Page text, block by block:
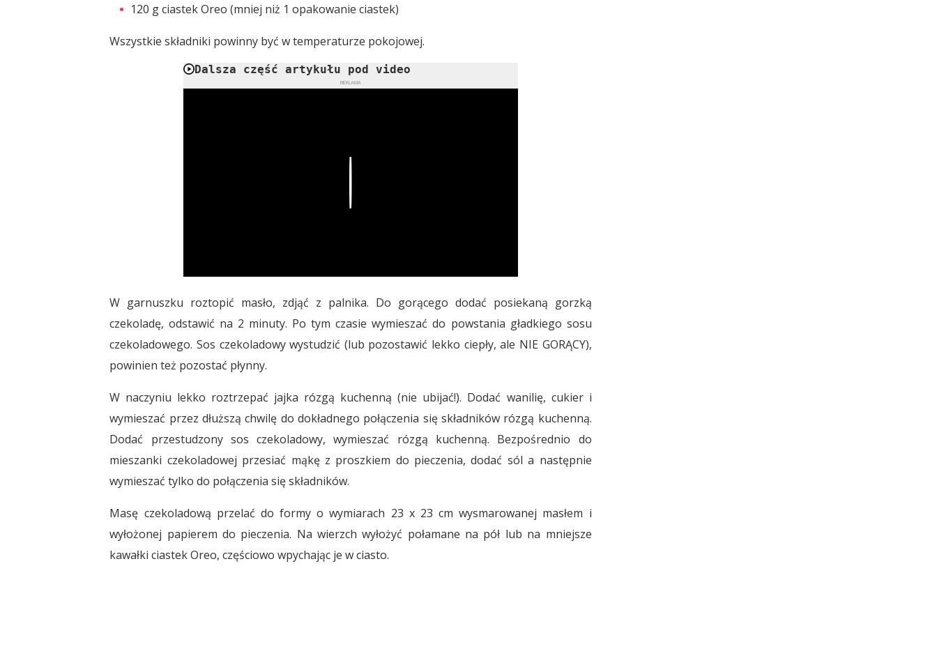
120 g ciastek Oreo (mniej niż 1 opakowanie ciastek)
Wszystkie składniki powinny być w temperaturze pokojowej.
Dalsza część artykułu pod video
REKLAMA
W garnuszku roztopić masło, zdjąć z palnika. Do gorącego dodać posiekaną gorzką
czekoladę, odstawić na 2 minuty. Po tym czasie wymieszać do powstania gładkiego sosu
czekoladowego. Sos czekoladowy wystudzić (lub pozostawić lekko ciepły, ale NIE GORĄCY),
powinien też pozostać płynny.
W naczyniu lekko roztrzepać jajka rózgą kuchenną (nie ubijać!). Dodać wanilię, cukier i
wymieszać przez dłuższą chwilę do dokładnego połączenia się składników rózgą kuchenną.
Dodać przestudzony sos czekoladowy, wymieszać rózgą kuchenną. Bezpośrednio do
mieszanki czekoladowej przesiać mąkę z proszkiem do pieczenia, dodać sól a następnie
wymieszać tylko do połączenia się składników.
Masę czekoladową przelać do formy o wymiarach 23 x 23 cm wysmarowanej masłem i
wyłożonej papierem do pieczenia. Na wierzch wyłożyć połamane na pół lub na mniejsze
kawałki ciastek Oreo, częściowo wpychając je w ciasto.